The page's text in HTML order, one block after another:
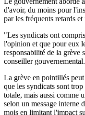
d'avoir, du moins pour
par les fréquents retards et
"Les syndicats ont
l'opinion et que pour eux
responsabilité de la grève
conseiller gouvernemental.
La grève en pointillés
que les syndicats sont
totale, mais aussi comme
selon un message interne
mois en limitant l'impact